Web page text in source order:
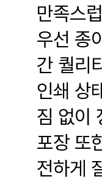
만족스
우선 종
간 퀄리
인쇄 상
짐 없이
포장 또
전하게